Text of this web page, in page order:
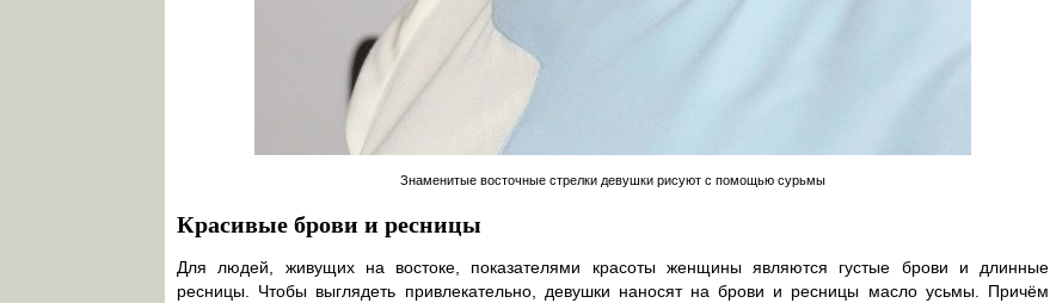
Знаменитые восточные стрелки девушки рисуют с помощью сурьмы
Красивые брови и ресницы
Для людей, живущих на востоке, показателями красоты женщины являются густые брови и длинные
ресницы. Чтобы выглядеть привлекательно, девушки наносят на брови и ресницы масло усьмы. Причём